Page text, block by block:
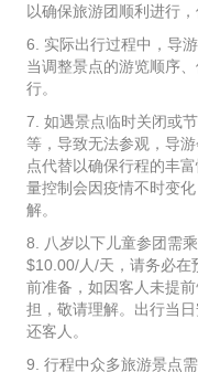
以确保旅游团顺利进行
6. 实际出行过程中，导
当调整景点的游览顺序
行。
7. 如遇景点临时关闭或
等，导致无法参观，导
点代替以确保行程的丰
量控制会因疫情不时变
解。
8. 八岁以下儿童参团需
$10.00/人/天，请务必在
前准备，如因客人未提
担，敬请理解。出行当
还客人。
9. 行程中众多旅游景点